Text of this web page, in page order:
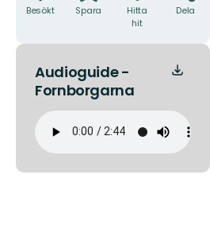
Besökt Spara
Hitta
hit
Dela
Audioguide -
Fornborgarna